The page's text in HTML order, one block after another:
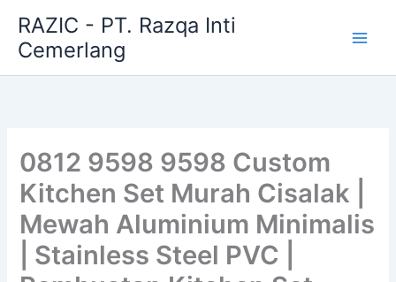
content
RAZIC - PT. Razqa Inti
Cemerlang
0812 9598 9598 Custom
Kitchen Set Murah Cisalak |
Mewah Aluminium Minimalis
| Stainless Steel PVC |